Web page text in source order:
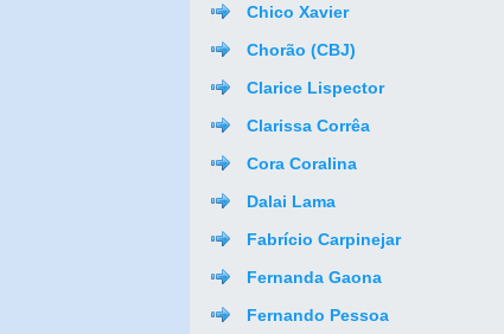
Chico Xavier
Chorão (CBJ)
Clarice Lispector
Clarissa Corrêa
Cora Coralina
Dalai Lama
Fabrício Carpinejar
Fernanda Gaona
Fernando Pessoa